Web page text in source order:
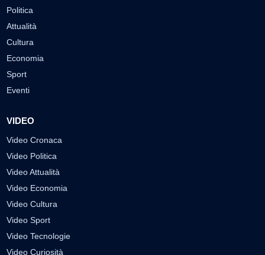
Politica
Attualità
Cultura
Economia
Sport
Eventi
VIDEO
Video Cronaca
Video Politica
Video Attualità
Video Economia
Video Cultura
Video Sport
Video Tecnologie
Video Curiosità